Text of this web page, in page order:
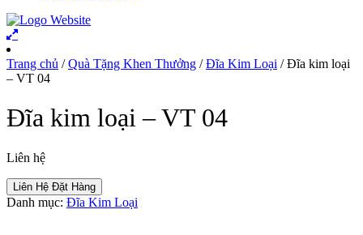
Trang chủ /Quà Tặng Khen Thưởng /Đĩa Kim Loại / Đĩa kim loại
– VT 04
Đĩa kim loại – VT 04
Liên hệ
Liên Hệ Đặt Hàng
Danh mục: Đĩa Kim Loại